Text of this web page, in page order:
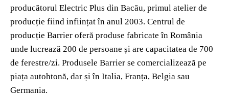
producătorul Electric Plus din Bacău, primul atelier de
producție fiind inființat în anul 2003. Centrul de
producție Barrier oferă produse fabricate în România
unde lucrează 200 de persoane și are capacitatea de 700
de ferestre/zi. Produsele Barrier se comercializează pe
piața autohtonă, dar și în Italia, Franța, Belgia sau
Germania.